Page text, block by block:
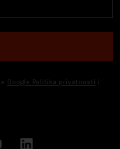
Google Politika privatnosti i